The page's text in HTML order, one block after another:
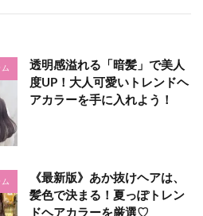
ム
透明感溢れる「暗髪」で美人
度UP！大人可愛いトレンドヘ
アカラーを手に入れよう！
ム
《最新版》あか抜けヘアは、
髪色で決まる！夏っぽトレン
ドヘアカラーを厳選♡